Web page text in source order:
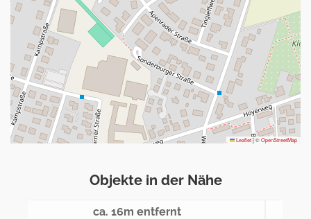
Leaflet|©OpenStreetMap
Objekte in der Nähe
ca. 25m entfernt